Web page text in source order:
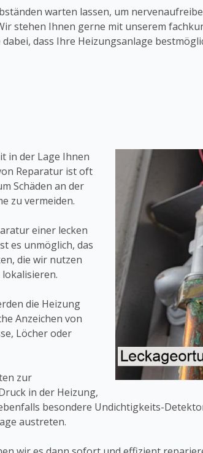
warten lassen, um
stehen Ihnen gerne mit unserem
dass Ihre Heizungsanlage
in der Lage Ihnen
Reparatur ist oft
Schäden an der
zu vermeiden.
einer lecken
es unmöglich, das
die wir nutzen
die Heizung
Anzeichen von
Löcher oder
zur
in der Heizung,
besondere Undichtigkeits-
austreten.